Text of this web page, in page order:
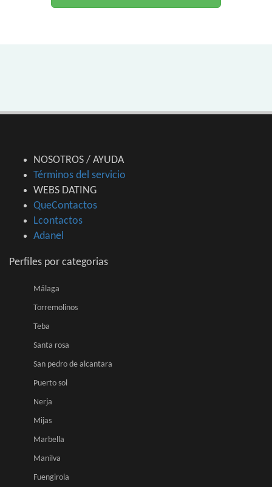
NOSOTROS / AYUDA
Términos del servicio
WEBS DATING
QueContactos
Lcontactos
Adanel
Perfiles por categorias
Málaga
Torremolinos
Teba
Santa rosa
San pedro de alcantara
Puerto sol
Nerja
Mijas
Marbella
Manilva
Fuengirola